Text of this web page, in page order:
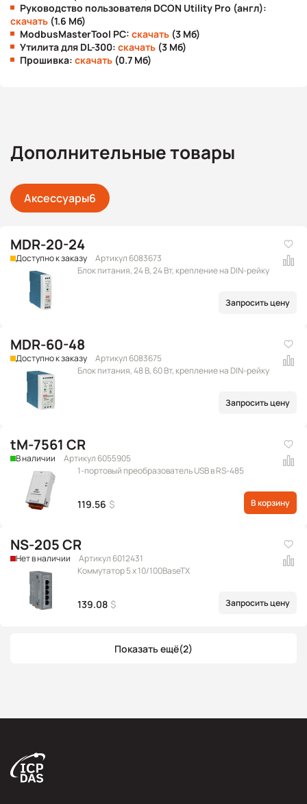
Руководство пользователя DCON Utility Pro (англ):
скачать (1.6 Мб)
ModbusMasterTool PC: скачать (3 Мб)
Утилита для DL-300: скачать (3 Мб)
Прошивка: скачать (0.7 Мб)
Дополнительные товары
Аксессуары6
MDR-20-24
Доступно к заказу
Артикул 6083673
Блок питания, 24 В, 24 Вт, крепление на DIN-рейку
Запросить цену
MDR-60-48
Доступно к заказу
Артикул 6083675
Блок питания, 48 В, 60 Вт, крепление на DIN-рейку
Запросить цену
tM-7561 CR
В наличии
Артикул 6055905
1-портовый преобразователь USB в RS-485
119.56 $ В корзину
NS-205 CR
Нет в наличии
Артикул 6012431
Коммутатор 5 x 10/100BaseTX
139.08 $ Запросить цену
Показать ещё(2)